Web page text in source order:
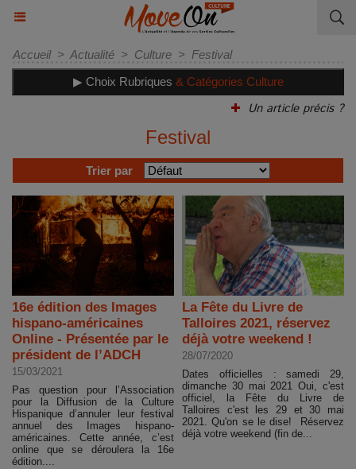
Accueil > Actualité > Culture > Festival
▶ Choix Rubriques & Catégories Culture
Un article précis ?
Festival
Trier par
16e édition des Images
hispano-américaines
Online - Présentée par le
président de l’ADCH
15/03/2021
Pas question pour l’Association
pour la Diffusion de la Culture
Hispanique d’annuler leur festival
annuel des Images hispano-
américaines. Cette année, c’est
online que se déroulera la 16e
édition....
La Fête du Livre de
Talloires 2021, réservez
déjà votre weekend !
28/07/2020
Dates officielles : samedi 29,
dimanche 30 mai 2021 Oui, c'est
officiel, la Fête du Livre de
Talloires c'est les 29 et 30 mai
2021. Qu'on se le dise! Réservez
déjà votre weekend (fin de...